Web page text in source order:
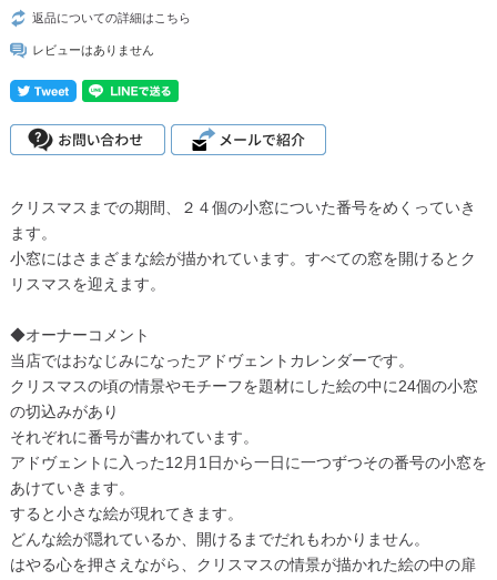
返品についての詳細はこちら
レビューはありません
クリスマスまでの期間、２４個の小窓についた番号をめくっていき
ます。
小窓にはさまざまな絵が描かれています。すべての窓を開けるとク
リスマスを迎えます。
◆オーナーコメント
当店ではおなじみになったアドヴェントカレンダーです。
クリスマスの頃の情景やモチーフを題材にした絵の中に24個の小窓
の切込みがあり
それぞれに番号が書かれています。
アドヴェントに入った12月1日から一日に一つずつその番号の小窓を
あけていきます。
すると小さな絵が現れてきます。
どんな絵が隠れているか、開けるまでだれもわかりません。
はやる心を押さえながら、クリスマスの情景が描かれた絵の中の扉